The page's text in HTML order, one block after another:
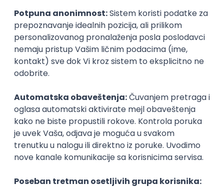
SENIORITET
NAČIN RADA
Najnoviji poslovi svakog dana u tvom
inboxu
Okupljamo IT zajednicu, podižemo
efikasno spajamo kandidate i poslodavce.